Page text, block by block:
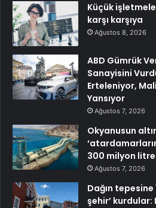
Küçük
karşı karşıya
Ağustos 8, 2026
ABD Gümrük
Sanayisini
Erteleniyor,
Yansıyor
Ağustos 7, 2026
Okyanusun
300 milyon
Ağustos 7, 2026
Dağın tepesine
şehir’